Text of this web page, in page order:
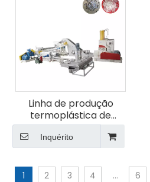
Linha de produção
termoplástica de
reforço de fibra longa
Inquérito
1 2 3 4 ... 6